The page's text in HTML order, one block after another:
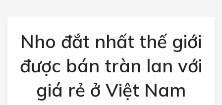
Trái cây
Thực phẩm sấy
TIN TỨC
Nho đắt nhất thế giới
được bán tràn lan với
giá rẻ ở Việt Nam